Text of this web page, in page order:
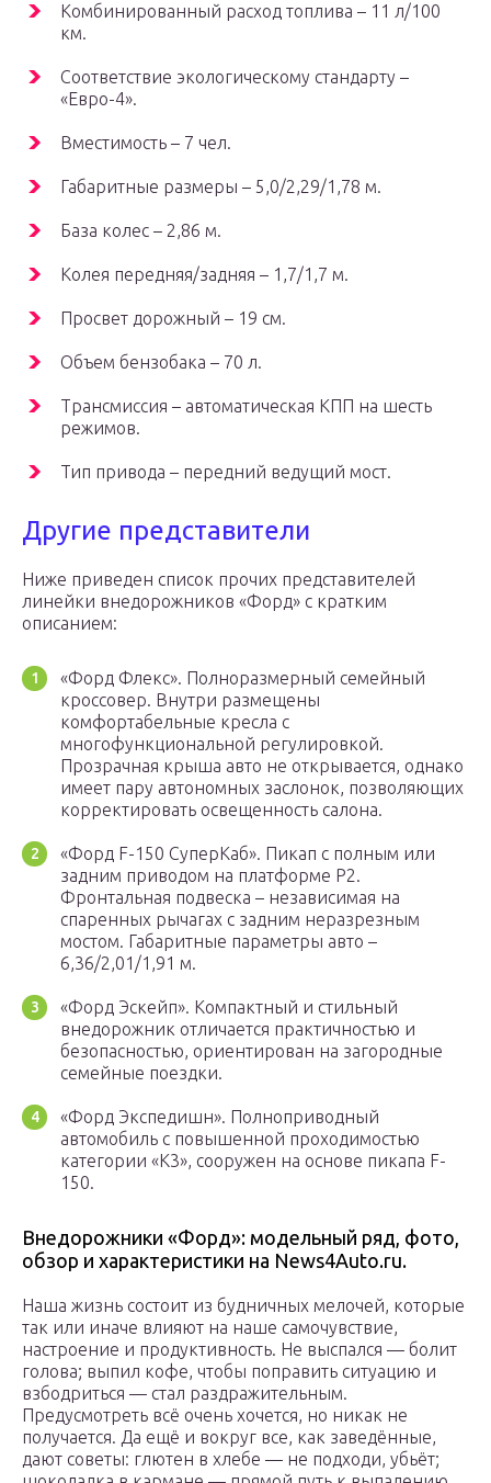
Комбинированный расход топлива – 11 л/100
км.
Соответствие экологическому стандарту –
«Евро-4».
Вместимость – 7 чел.
Габаритные размеры – 5,0/2,29/1,78 м.
База колес – 2,86 м.
Колея передняя/задняя – 1,7/1,7 м.
Просвет дорожный – 19 см.
Объем бензобака – 70 л.
Трансмиссия – автоматическая КПП на шесть
режимов.
Тип привода – передний ведущий мост.
Другие представители
Ниже приведен список прочих представителей
линейки внедорожников «Форд» с кратким
описанием:
«Форд Флекс». Полноразмерный семейный
кроссовер. Внутри размещены
комфортабельные кресла с
многофункциональной регулировкой.
Прозрачная крыша авто не открывается, однако
имеет пару автономных заслонок, позволяющих
корректировать освещенность салона.
«Форд F-150 СуперКаб». Пикап с полным или
задним приводом на платформе Р2.
Фронтальная подвеска – независимая на
спаренных рычагах с задним неразрезным
мостом. Габаритные параметры авто –
6,36/2,01/1,91 м.
«Форд Эскейп». Компактный и стильный
внедорожник отличается практичностью и
безопасностью, ориентирован на загородные
семейные поездки.
«Форд Экспедишн». Полноприводный
автомобиль с повышенной проходимостью
категории «К3», сооружен на основе пикапа F-
150.
Внедорожники «Форд»: модельный ряд, фото,
обзор и характеристики на News4Auto.ru.
Наша жизнь состоит из будничных мелочей, которые
так или иначе влияют на наше самочувствие,
настроение и продуктивность. Не выспался — болит
голова; выпил кофе, чтобы поправить ситуацию и
взбодриться — стал раздражительным.
Предусмотреть всё очень хочется, но никак не
получается. Да ещё и вокруг все, как заведённые,
дают советы: глютен в хлебе — не подходи, убьёт;